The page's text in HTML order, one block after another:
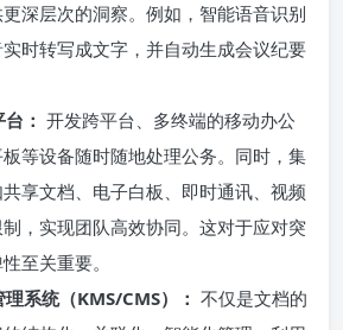
深层次的洞察。例如，智能语音识别
时转写成文字，并自动生成会议纪要
： 开发跨平台、多终端的移动办公
等设备随时随地处理公务。同时，集
享文档、电子白板、即时通讯、视频
，实现团队高效协同。这对于应对突
至关重要。
系统（KMS/CMS）： 不仅是文档的